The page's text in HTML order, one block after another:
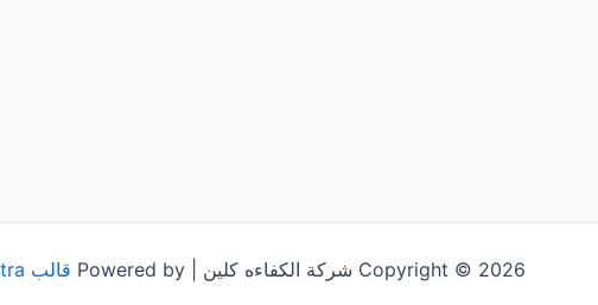
Copyright © 2026 شركة الكفاءه كلين | Powered by قالب Astra للووردبريس